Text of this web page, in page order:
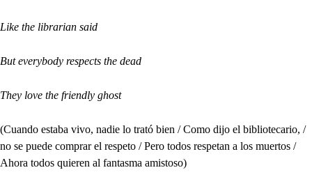
Like the librarian said
But everybody respects the dead
They love the friendly ghost
(Cuando estaba vivo, nadie lo trató bien / Como dijo el bibliotecario, /
no se puede comprar el respeto / Pero todos respetan a los muertos /
Ahora todos quieren al fantasma amistoso)